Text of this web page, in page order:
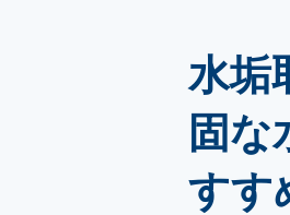
水垢
固な
すす